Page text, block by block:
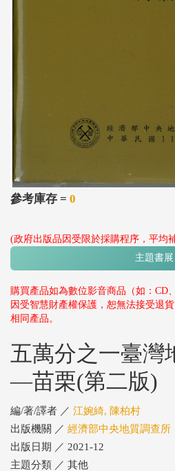
參考庫存 = 0
(政府出版品因受限於採購程序，平均
主題書展
購買產品如為數位影音商品（如：CD
因受智慧財產權保護，恕無法接受退
相同產品。
五萬分之一臺灣
—苗栗(第二版)
編/著/譯者 ／ 江婉綺, 陳柏村
出版機關 ／ 經濟部中央地質調查所
出版日期 ／ 2021-12
主題分類 ／ 其他